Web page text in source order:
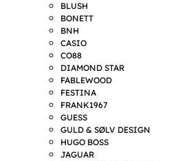
BLUSH
BONETT
BNH
CASIO
CO88
DIAMOND STAR
FABLEWOOD
FESTINA
FRANK1967
GUESS
GULD & SØLV DESIGN
HUGO BOSS
JAGUAR